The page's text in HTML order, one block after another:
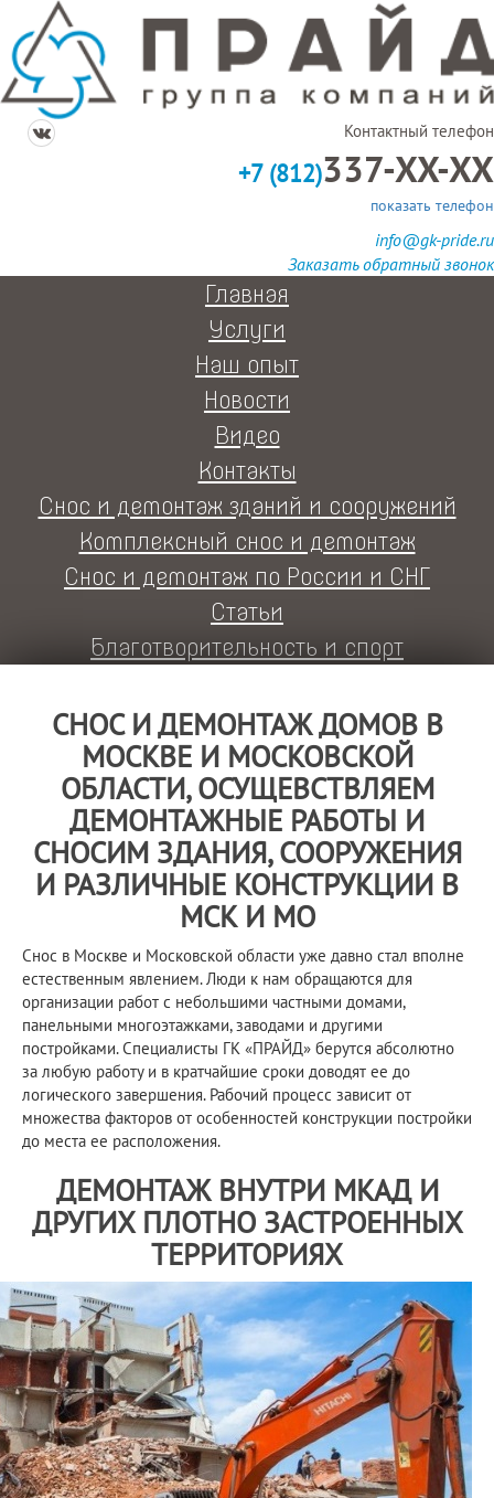
Контактный телефон
+7 (812)337-XX-XX
показать телефон
info@gk-pride.ru
Заказать обратный звонок
Главная
Услуги
Наш опыт
Новости
Видео
Контакты
Снос и демонтаж зданий и сооружений
Комплексный снос и демонтаж
Снос и демонтаж по России и СНГ
Статьи
Благотворительность и спорт
СНОС И ДЕМОНТАЖ ДОМОВ В
МОСКВЕ И МОСКОВСКОЙ
ОБЛАСТИ, ОСУЩЕВСТВЛЯЕМ
ДЕМОНТАЖНЫЕ РАБОТЫ И
СНОСИМ ЗДАНИЯ, СООРУЖЕНИЯ
И РАЗЛИЧНЫЕ КОНСТРУКЦИИ В
МСК И МО
Снос в Москве и Московской области уже давно стал вполне
естественным явлением. Люди к нам обращаются для
организации работ с небольшими частными домами,
панельными многоэтажками, заводами и другими
постройками. Специалисты ГК «ПРАЙД» берутся абсолютно
за любую работу и в кратчайшие сроки доводят ее до
логического завершения. Рабочий процесс зависит от
множества факторов от особенностей конструкции постройки
до места ее расположения.
ДЕМОНТАЖ ВНУТРИ МКАД И
ДРУГИХ ПЛОТНО ЗАСТРОЕННЫХ
ТЕРРИТОРИЯХ